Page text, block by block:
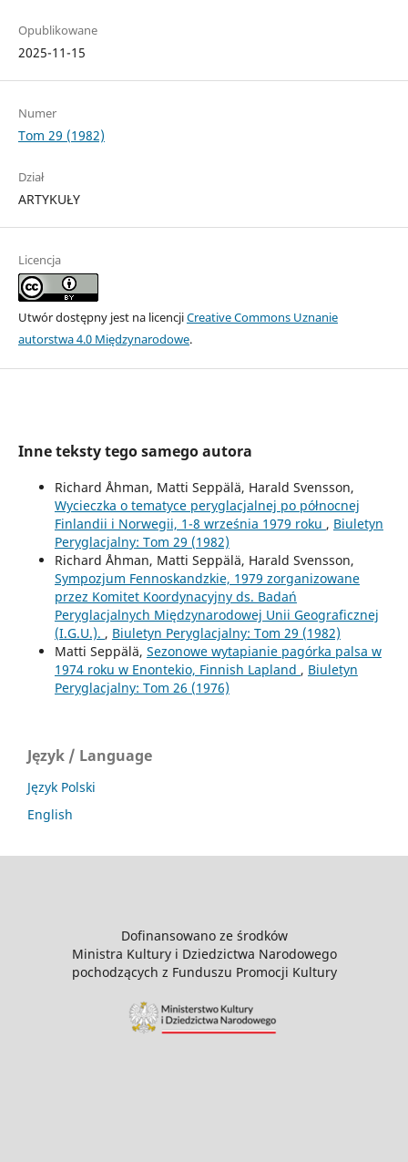
Opublikowane
2025-11-15
Numer
Tom 29 (1982)
Dział
ARTYKUŁY
Licencja
Utwór dostępny jest na licencjiCreative Commons Uznanie
autorstwa 4.0 Międzynarodowe.
Inne teksty tego samego autora
Richard Åhman, Matti Seppälä, Harald Svensson,
Wycieczka o tematyce peryglacjalnej po północnej
Finlandii i Norwegii, 1-8 września 1979 roku , Biuletyn
Peryglacjalny: Tom 29 (1982)
Richard Åhman, Matti Seppälä, Harald Svensson,
Sympozjum Fennoskandzkie, 1979 zorganizowane
przez Komitet Koordynacyjny ds. Badań
Peryglacjalnych Międzynarodowej Unii Geograficznej
(I.G.U.). , Biuletyn Peryglacjalny: Tom 29 (1982)
Matti Seppälä, Sezonowe wytapianie pagórka palsa w
1974 roku w Enontekio, Finnish Lapland , Biuletyn
Peryglacjalny: Tom 26 (1976)
Język / Language
Język Polski
English
Dofinansowano ze środków
Ministra Kultury i Dziedzictwa Narodowego
pochodzących z Funduszu Promocji Kultury